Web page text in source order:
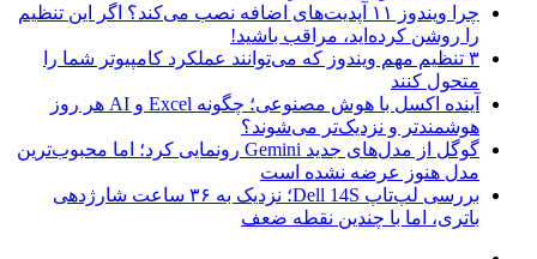
چرا ویندوز ۱۱ آپدیت‌های اضافه نصب می‌کند؟ اگر این تنظیم
را روشن کرده‌اید، مراقب باشید!
۳ تنظیم مهم ویندوز که می‌توانند عملکرد کامپیوتر شما را
متحول کنند
آینده اکسل با هوش مصنوعی؛ چگونه Excel و AI هر روز
هوشمندتر و نزدیک‌تر می‌شوند؟
گوگل از مدل‌های جدید Gemini رونمایی کرد؛ اما محبوب‌ترین
مدل هنوز عرضه نشده است
بررسی لپ‌تاپ Dell 14S؛ نزدیک به ۳۶ ساعت شارژدهی
باتری، اما با چندین نقطه ضعف